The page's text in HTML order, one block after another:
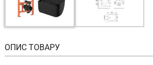
ОПИС ТОВАРУ